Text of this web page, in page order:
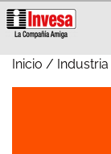
Inicio / Industria